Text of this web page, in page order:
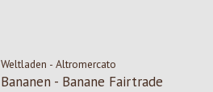
Weltladen - Altromercato
Bananen - Banane Fairtrade